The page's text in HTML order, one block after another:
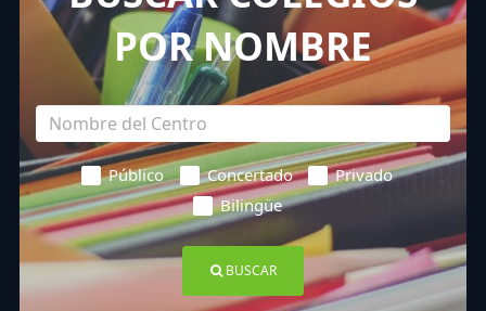
POR NOMBRE
Público Concertado
Privado
Bilingüe
BUSCAR